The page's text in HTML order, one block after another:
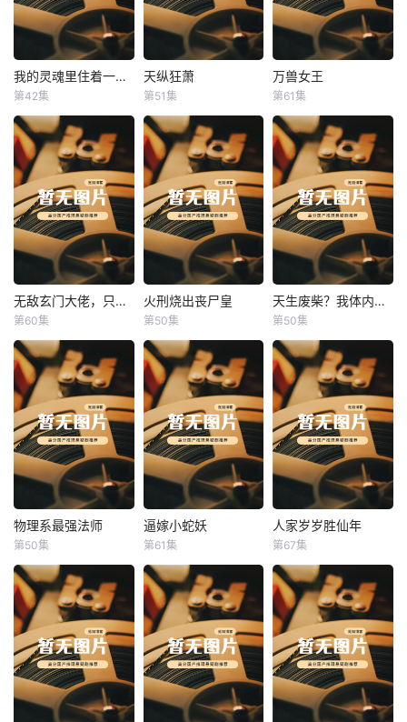
我的灵魂里住着一条龙 我的灵魂里住着一条龙
第42集
天纵狂萧
天纵狂萧
第51集
万兽女王
万兽女王
第61集
无敌玄门大佬，只听姐姐的话 无敌玄门大佬，只听姐姐的话
第60集
火刑烧出丧尸皇
火刑烧出丧尸皇
第50集
天生废柴？我体内有神血 天生废柴？我体内有神血
第50集
物理系最强法师
物理系最强法师
第50集
逼嫁小蛇妖
逼嫁小蛇妖
第61集
人家岁岁胜仙年
人家岁岁胜仙年
第67集